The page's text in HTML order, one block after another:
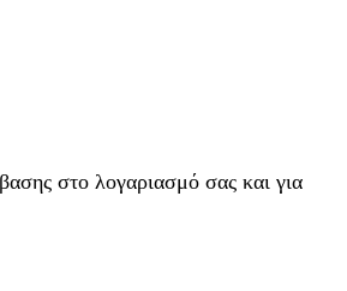
στο λογαριασμό σας και για